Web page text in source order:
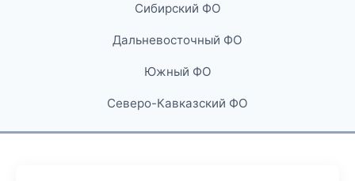
Сибирский ФО
Дальневосточный ФО
Южный ФО
Северо-Кавказский ФО